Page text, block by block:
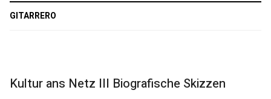
GITARRERO
Kultur ans Netz III Biografische Skizzen